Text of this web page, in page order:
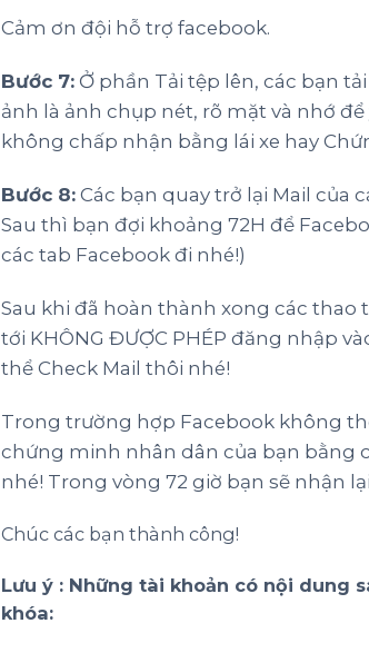
Cảm ơn đội hỗ trợ facebook.
Bước 7: Ở phần Tải tệp lên, các bạn
ảnh là ảnh chụp nét, rõ mặt và nhớ
không chấp nhận bằng lái xe hay
Bước 8: Các bạn quay trở lại Mail của
Sau thì bạn đợi khoảng 72H để
các tab Facebook đi nhé!)
Sau khi đã hoàn thành xong các thao
tới KHÔNG ĐƯỢC PHÉP đăng nhập
thể Check Mail thôi nhé!
Trong trường hợp Facebook không
chứng minh nhân dân của bạn bằng
nhé! Trong vòng 72 giờ bạn sẽ nhận
Chúc các bạn thành công!
Lưu ý : Những tài khoản có nội dung
khóa: